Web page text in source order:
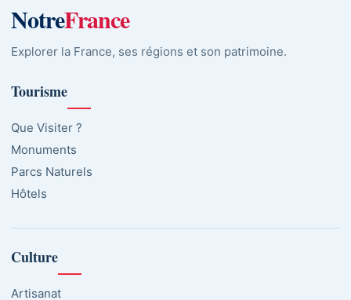
NotreFrance
Explorer la France, ses régions et son patrimoine.
Tourisme
Que Visiter ?
Monuments
Parcs Naturels
Hôtels
Culture
Artisanat